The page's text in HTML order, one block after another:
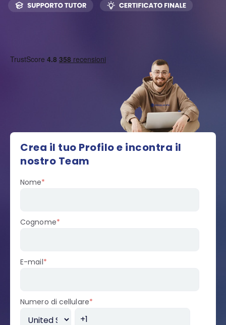
Crea il tuo Profilo e incontra il
nostro Team
Nome*
Cognome*
E-mail*
Numero di cellulare*